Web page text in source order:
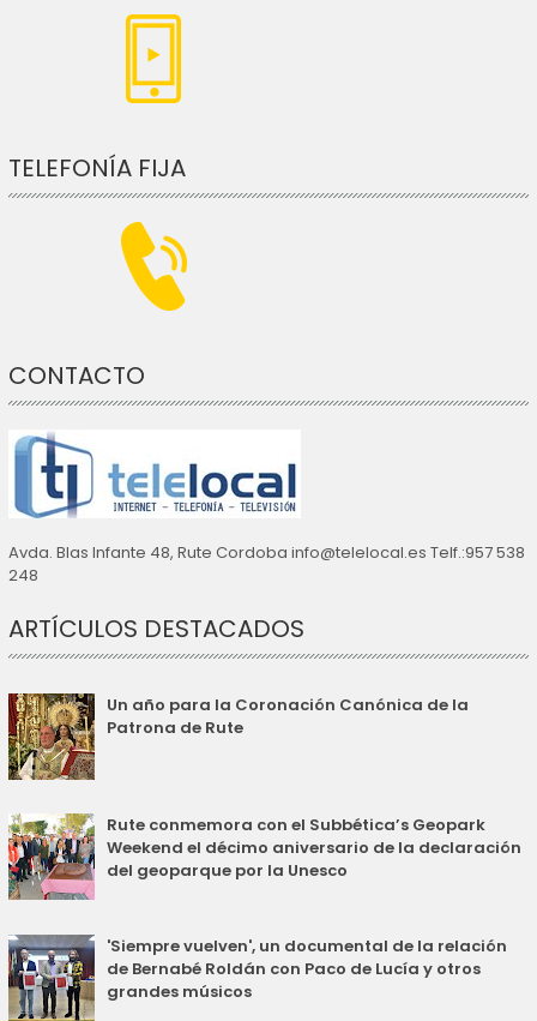
TELEFONÍA FIJA
CONTACTO
Avda. Blas Infante 48, Rute Cordoba info@telelocal.es Telf.:957 538
248
ARTÍCULOS DESTACADOS
Un año para la Coronación Canónica de la
Patrona de Rute
Rute conmemora con el Subbética’s Geopark
Weekend el décimo aniversario de la declaración
del geoparque por la Unesco
'Siempre vuelven', un documental de la relación
de Bernabé Roldán con Paco de Lucía y otros
grandes músicos